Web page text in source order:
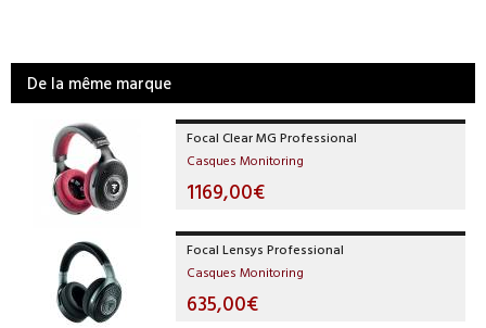
De la même marque
Focal Clear MG Professional
Casques Monitoring
1169,00€
Focal Lensys Professional
Casques Monitoring
635,00€